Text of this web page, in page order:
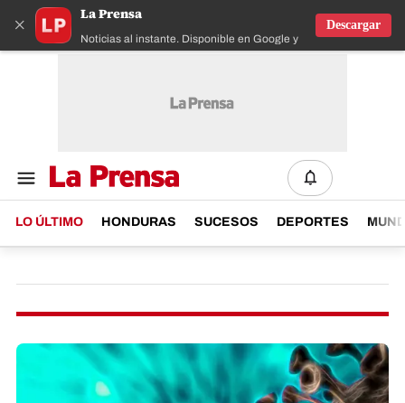
×
La Prensa
Noticias al instante. Disponible en Google y IOS
Descargar
LO ÚLTIMO HONDURAS SUCESOS DEPORTES